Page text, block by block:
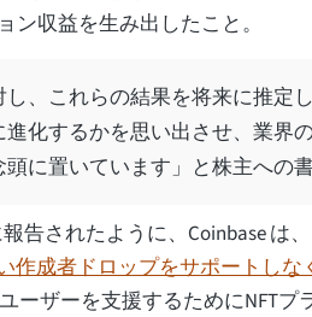
ン収益を生み出したこと。
し、これらの結果を将来に推
化するかを思い出させ、業界
に置いています」と株主への
告されたように、Coinbase は
作成者ドロップをサポートしな
ーザーを支援するためにNFTプ